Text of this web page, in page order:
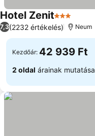
Hotel Zenit3 Kategória
7,3(2232 értékelés) Neum
Kezdőár: 42 939 Ft
2 oldal árainak mutatása